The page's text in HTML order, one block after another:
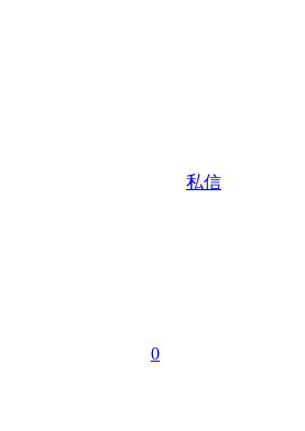
私信
0